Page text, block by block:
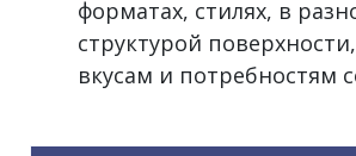
форматах, стилях, в
структурой
вкусам и потребностям